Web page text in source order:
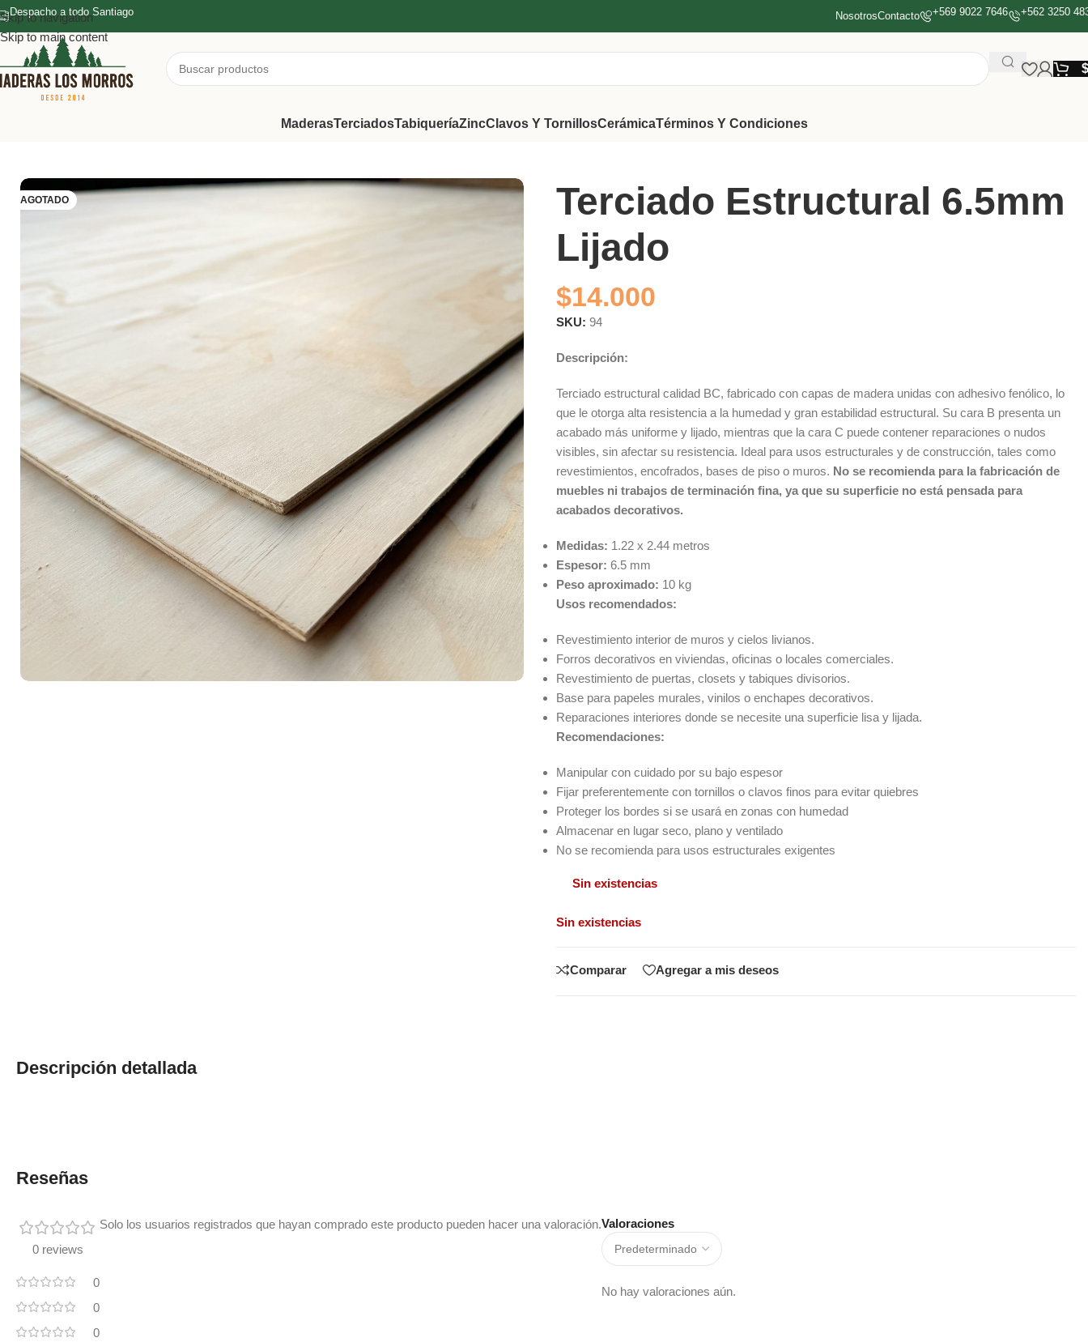
Skip to navigation
Skip to main content
Despacho a todo Santiago NosotrosContacto +569 9022 7646 +562 3250
$
MaderasTerciadosTabiqueríaZincClavos Y TornillosCerámicaTérminos Y Condiciones
AGOTADO
Terciado Estructural 6.5mm
Lijado
$14.000
SKU: 94
Descripción:
Terciado estructural calidad BC, fabricado con capas de madera unidas con adhesivo fenólico, lo
que le otorga alta resistencia a la humedad y gran estabilidad estructural. Su cara B presenta un
acabado más uniforme y lijado, mientras que la cara C puede contener reparaciones o nudos
visibles, sin afectar su resistencia. Ideal para usos estructurales y de construcción, tales como
revestimientos, encofrados, bases de piso o muros. No se recomienda para la fabricación de
muebles ni trabajos de terminación fina, ya que su superficie no está pensada para
acabados decorativos.
Medidas: 1.22 x 2.44 metros
Espesor: 6.5 mm
Peso aproximado: 10 kg
Usos recomendados:
Revestimiento interior de muros y cielos livianos.
Forros decorativos en viviendas, oficinas o locales comerciales.
Revestimiento de puertas, closets y tabiques divisorios.
Base para papeles murales, vinilos o enchapes decorativos.
Reparaciones interiores donde se necesite una superficie lisa y lijada.
Recomendaciones:
Manipular con cuidado por su bajo espesor
Fijar preferentemente con tornillos o clavos finos para evitar quiebres
Proteger los bordes si se usará en zonas con humedad
Almacenar en lugar seco, plano y ventilado
No se recomienda para usos estructurales exigentes
Sin existencias
Sin existencias
Comparar Agregar a mis deseos
Descripción detallada
Reseñas
0 reviews
0
0
0
Valoraciones
No hay valoraciones aún.
Solo los usuarios registrados que hayan comprado este producto pueden hacer una valoración.